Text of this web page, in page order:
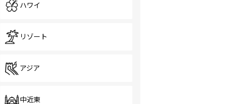
ハワイ
リゾート
アジア
中近東